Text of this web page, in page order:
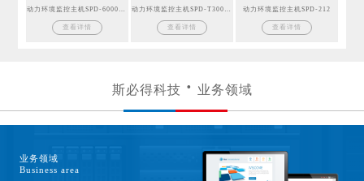
查看详情 查看详情
动力环境监控主机SPD-212
查看详情
斯必得科技 业务领域
业务领域
Business area